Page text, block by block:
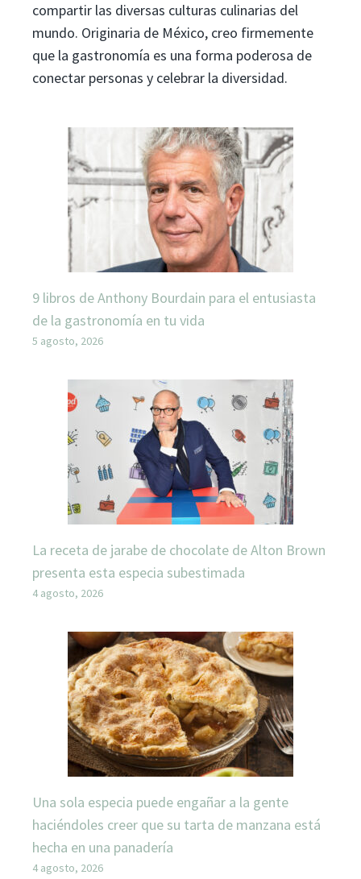
compartir las diversas culturas culinarias del
mundo. Originaria de México, creo firmemente
que la gastronomía es una forma poderosa de
conectar personas y celebrar la diversidad.
9 libros de Anthony Bourdain para el entusiasta
de la gastronomía en tu vida
5 agosto, 2026
La receta de jarabe de chocolate de Alton Brown
presenta esta especia subestimada
4 agosto, 2026
Una sola especia puede engañar a la gente
haciéndoles creer que su tarta de manzana está
hecha en una panadería
4 agosto, 2026